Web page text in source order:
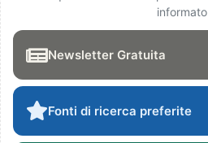
informato
Newsletter Gratuita
Fonti di ricerca preferite